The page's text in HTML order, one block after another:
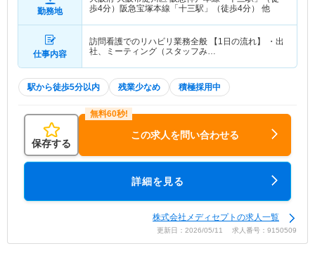
勤務地
歩4分）阪急宝塚本線「十三駅」（徒歩4分） 他
仕事内容
訪問看護でのリハビリ業務全般 【1日の流れ】 ・出
社、ミーティング（スタッフみ…
駅から徒歩5分以内 残業少なめ 積極採用中
保存する
この求人を問い合わせる
詳細を見る
株式会社メディセプトの求人一覧
更新日：2026/05/11 求人番号：9150509